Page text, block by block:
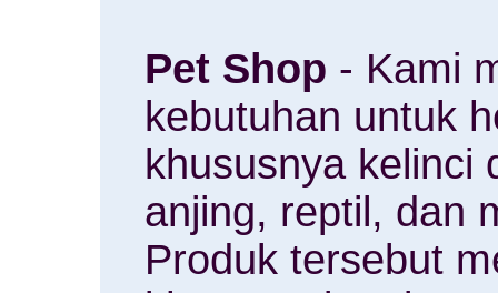
Pet Shop - Kami
kebutuhan untuk
khususnya kelinci
anjing, reptil, dan
Produk tersebut